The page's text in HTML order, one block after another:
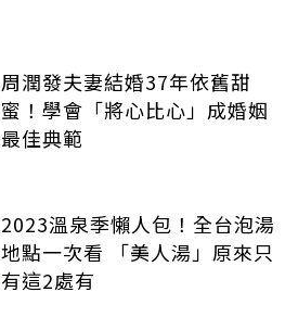
周潤發夫妻結婚37年依舊甜
蜜！學會「將心比心」成婚姻
最佳典範
2023溫泉季懶人包！全台泡湯
地點一次看 「美人湯」原來只
有這2處有